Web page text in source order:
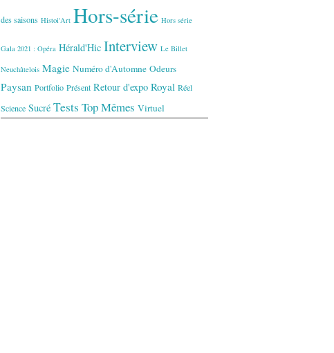
des saisons Histoi'Art Hors-série Hors série
Gala 2021 : Opéra Hérald'Hic Interview Le Billet
Neuchâtelois Magie Numéro d'Automne Odeurs
Paysan Portfolio Présent Retour d'expo Royal Réel
Science Sucré Tests Top Mêmes Virtuel